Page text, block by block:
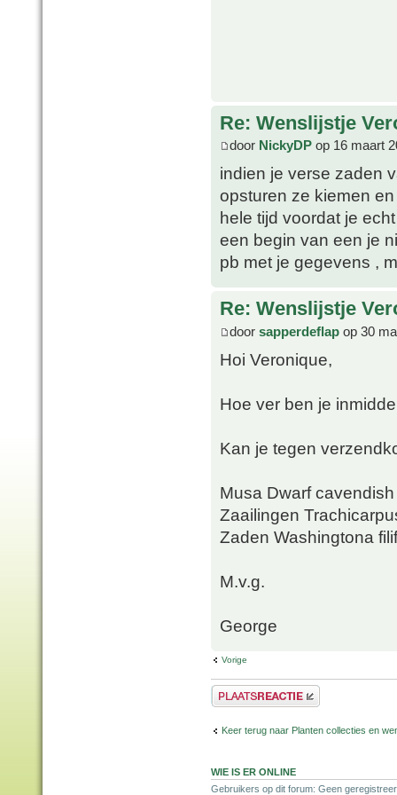
Re: Wenslijstje
door NickyDP op 16 maart
indien je verse zaden
opsturen ze kiemen
hele tijd voordat je
een begin van een je
pb met je gegevens ,
Re: Wenslijstje
door sapperdeflap op 30
Hoi Veronique,
Hoe ver ben je
Kan je tegen
Musa Dwarf
Zaailingen
Zaden Washingtona
M.v.g.
George
Vorige
Plaats een reactie
Keer terug naar Planten collecties en
WIE IS ER ONLINE
Gebruikers op dit forum: Geen